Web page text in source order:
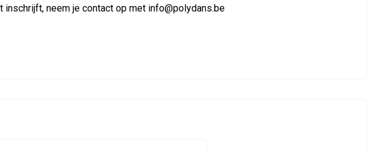
neem je contact op met info@polydans.be